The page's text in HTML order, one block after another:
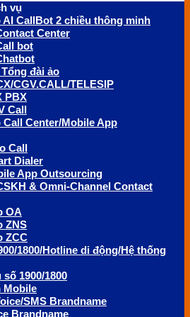
vụ
AI CallBot 2 chiều thông minh
Center
bot
đài ảo
CGV.CALL/TELESIP
PBX
Call
Call Center/Mobile App
Call
Dialer
App Outsourcing
& Omni-Channel Contact
OA
ZNS
ZCC
1800/Hotline di động/Hệ thống
số 1900/1800
Mobile
SMS Brandname
Brandname